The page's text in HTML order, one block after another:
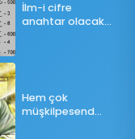
İlm-i cifre
anahtar olacak
Hem çok
müşkilpesend